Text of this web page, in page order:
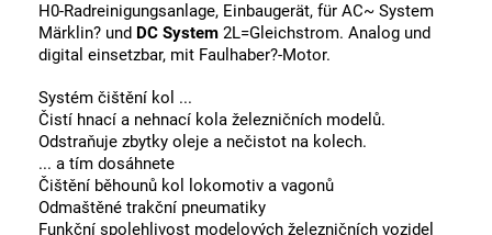
H0-Radreinigungsanlage, Einbaugerät, für AC~ System
Märklin? und DC System 2L=Gleichstrom. Analog und
digital einsetzbar, mit Faulhaber?-Motor.
Systém čištění kol ...
Čistí hnací a nehnací kola železničních modelů.
Odstraňuje zbytky oleje a nečistot na kolech.
... a tím dosáhnete
Čištění běhounů kol lokomotiv a vagonů
Odmaštěné trakční pneumatiky
Funkční spolehlivost modelových železničních vozidel